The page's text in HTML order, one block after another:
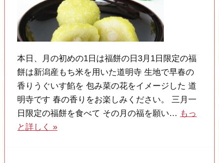
本日、月の初めの1日は福餅の日3月1日限定の福
餅は新潟産もち米を用いた道明寺 生地で早春の
香りうぐいす餡を 包み菜の花をイメージした 道
明寺です 春の香りをお楽しみください。 三月一
日限定の福餅を食べて その月の福を願い… もっ
と詳しく »